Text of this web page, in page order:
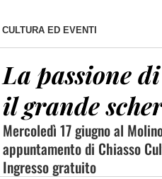
CULTURA ED EVENTI
La passione
il grande
Mercoledì 17 giugno al
appuntamento di Chiasso
Ingresso gratuito